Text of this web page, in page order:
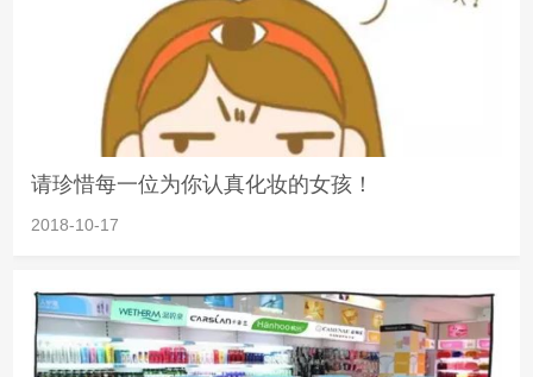
请珍惜每一位为你认真化妆的女孩！
2018-10-17